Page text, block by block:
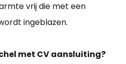
vrij die met een
ingeblazen.
met CV aansluiting?